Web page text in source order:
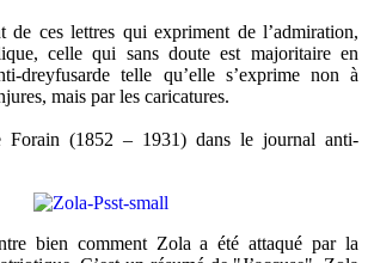
de ces lettres qui expriment de l’admiration,
celle qui sans doute est majoritaire en
dreyfusarde telle qu’elle s’exprime non à
mais par les caricatures.
Forain (1852 – 1931) dans le journal anti-
bien comment Zola a été attaqué par la